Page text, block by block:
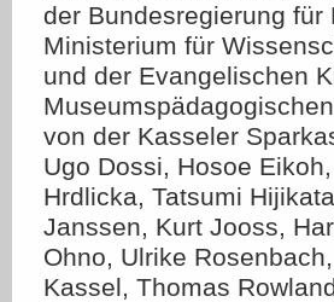
der Bundesregierung
Ministerium für
und der Evangelischen
von der Kasseler
Ugo Dossi, Hosoe
Hrdlicka, Tatsumi
Janssen, Kurt Jooss,
Ohno, Ulrike
Kassel, Thomas